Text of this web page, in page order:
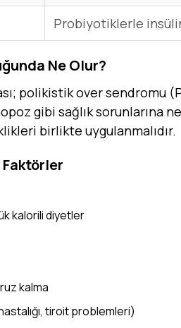
Probiyotiklerle
Ne Olur?
polikistik over sendromu
gibi sağlık sorunlarına
birlikte uygulanmalıdır.
kalorili diyetler
kalma
tiroit problemleri)